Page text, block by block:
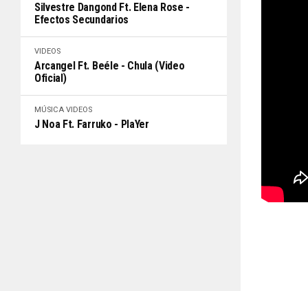
Silvestre Dangond Ft. Elena Rose -
Efectos Secundarios
VIDEOS
Arcangel Ft. Beéle - Chula (Video
Oficial)
MÚSICA VIDEOS
J Noa Ft. Farruko - PlaYer